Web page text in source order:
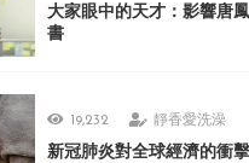
大家眼中的天才：影響唐
書
19,232 靜香愛洗澡
新冠肺炎對全球經濟的衝